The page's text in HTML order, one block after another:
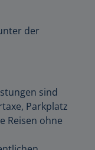
der
sind
Parkplatz
Reisen ohne